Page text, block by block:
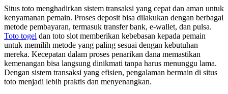
Situs toto menghadirkan sistem transaksi yang cepat dan aman untuk
kenyamanan pemain. Proses deposit bisa dilakukan dengan berbagai
metode pembayaran, termasuk transfer bank, e-wallet, dan pulsa.
Toto togel dan toto slot memberikan kebebasan kepada pemain
untuk memilih metode yang paling sesuai dengan kebutuhan
mereka. Kecepatan dalam proses penarikan dana memastikan
kemenangan bisa langsung dinikmati tanpa harus menunggu lama.
Dengan sistem transaksi yang efisien, pengalaman bermain di situs
toto menjadi lebih praktis dan menyenangkan.